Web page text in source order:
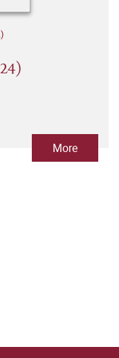
More